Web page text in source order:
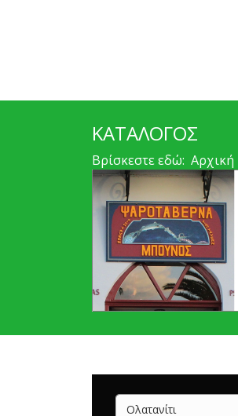
ΚΑΤΑΛΟΓΟΣ
Βρίσκεστε εδώ: Αρχική